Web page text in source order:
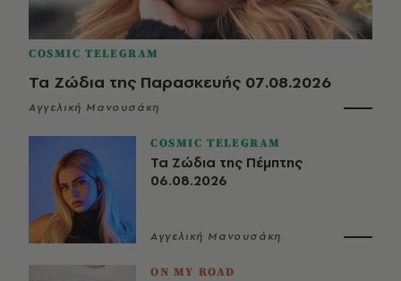
COSMIC TELEGRAM
Τα Ζώδια της Παρασκευής 07.08.2026
Αγγελική Μανουσάκη
COSMIC TELEGRAM
Τα Ζώδια της Πέμπτης
06.08.2026
Αγγελική Μανουσάκη
ON MY ROAD